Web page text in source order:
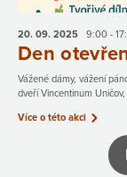
20. 09. 2025 9:00 -
Den
Vážené dámy, vážení
dveří Vincentinum
Více o této akci